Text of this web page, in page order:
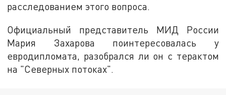
расследованием этого вопроса.
Официальный представитель МИД России
Мария Захарова поинтересовалась у
евродипломата, разобрался ли он с терактом
на "Северных потоках".